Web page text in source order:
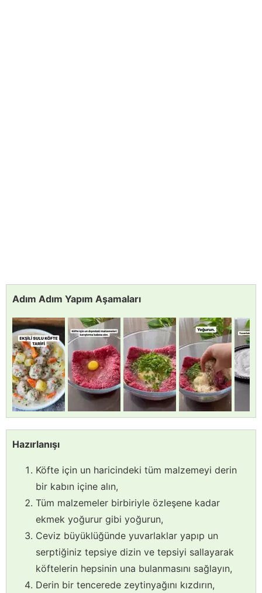
Adım Adım Yapım Aşamaları
Hazırlanışı
Köfte için un haricindeki tüm malzemeyi derin
bir kabın içine alın,
Tüm malzemeler birbiriyle özleşene kadar
ekmek yoğurur gibi yoğurun,
Ceviz büyüklüğünde yuvarlaklar yapıp un
serptiğiniz tepsiye dizin ve tepsiyi sallayarak
köftelerin hepsinin una bulanmasını sağlayın,
Derin bir tencerede zeytinyağını kızdırın,